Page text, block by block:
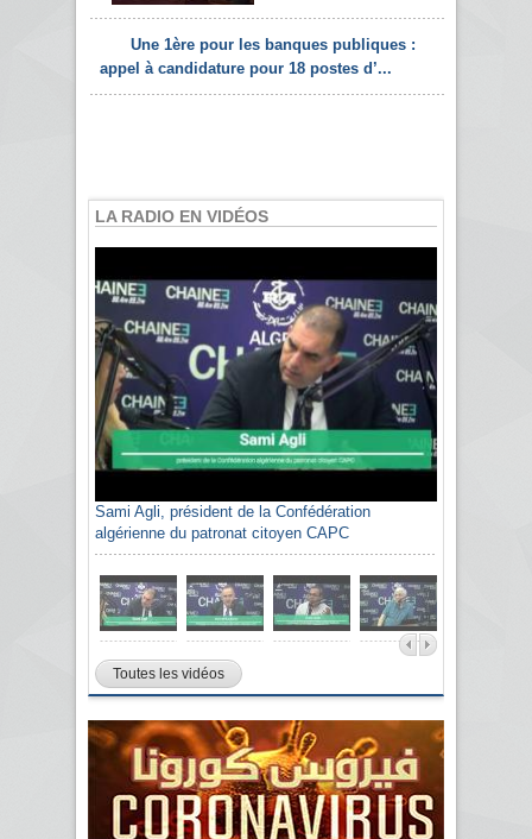
Une 1ère pour les banques publiques :
appel à candidature pour 18 postes d’...
LA RADIO EN VIDÉOS
Sami Agli, président de la Confédération
algérienne du patronat citoyen CAPC
Toutes les vidéos